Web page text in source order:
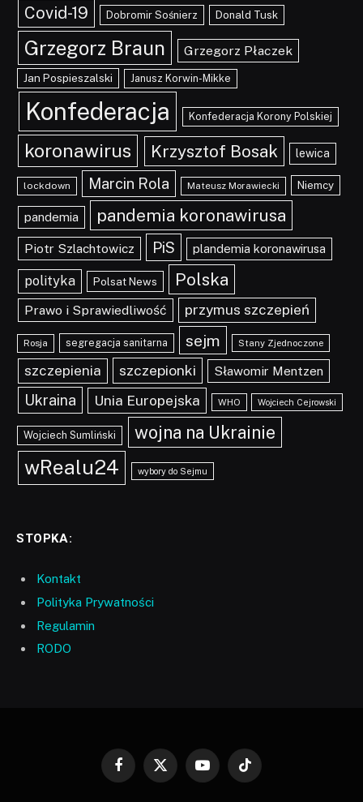
Covid-19 Dobromir Sośnierz Donald Tusk
Grzegorz Braun Grzegorz Płaczek
Jan Pospieszalski Janusz Korwin-Mikke
Konfederacja Konfederacja Korony Polskiej
koronawirus Krzysztof Bosak lewica
lockdown Marcin Rola Mateusz Morawiecki Niemcy
pandemia pandemia koronawirusa
Piotr Szlachtowicz PiS plandemia koronawirusa
polityka Polsat News Polska
Prawo i Sprawiedliwość przymus szczepień
Rosja segregacja sanitarna sejm Stany Zjednoczone
szczepienia szczepionki Sławomir Mentzen
Ukraina Unia Europejska WHO Wojciech Cejrowski
Wojciech Sumliński wojna na Ukrainie
wRealu24 wybory do Sejmu
STOPKA:
Kontakt
Polityka Prywatności
Regulamin
RODO
Facebook
X
YouTubeTikTok